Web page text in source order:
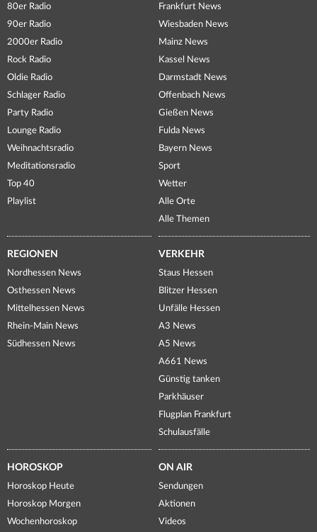
80er Radio
90er Radio
2000er Radio
Rock Radio
Oldie Radio
Schlager Radio
Party Radio
Lounge Radio
Weihnachtsradio
Meditationsradio
Top 40
Playlist
Frankfurt News
Wiesbaden News
Mainz News
Kassel News
Darmstadt News
Offenbach News
Gießen News
Fulda News
Bayern News
Sport
Wetter
Alle Orte
Alle Themen
REGIONEN
Nordhessen News
Osthessen News
Mittelhessen News
Rhein-Main News
Südhessen News
VERKEHR
Staus Hessen
Blitzer Hessen
Unfälle Hessen
A3 News
A5 News
A661 News
Günstig tanken
Parkhäuser
Flugplan Frankfurt
Schulausfälle
HOROSKOP
Horoskop Heute
Horoskop Morgen
Wochenhoroskop
ON AIR
Sendungen
Aktionen
Videos